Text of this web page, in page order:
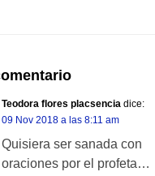
Teodora flores placsencia dice:
09 Nov 2018 a las 8:11 am
Quisiera ser sanada con
oraciones por el profeta…